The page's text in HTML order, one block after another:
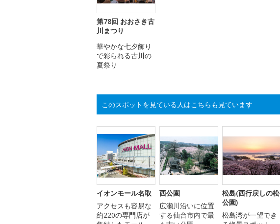
第78回 おおさき古
川まつり
華やかな七夕飾り
で彩られる古川の
夏祭り
このスポットを見ている人はこちらも見ています
イオンモール名取
アクセスも容易な
約220の専門店が
西公園
広瀬川沿いに位置
する仙台市内で最
松島(西行戻しの松
公園)
松島湾が一望でき